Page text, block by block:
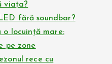
viața?
fără soundbar?
o locuință mare:
pe zone
rece cu